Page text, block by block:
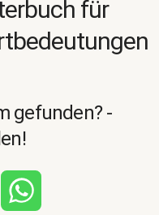
für
gefunden? -